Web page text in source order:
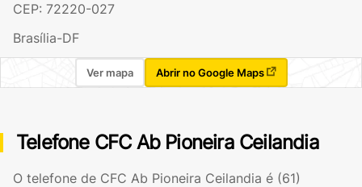
CEP: 72220-027
Brasília-DF
Ver mapa Abrir no Google Maps
Telefone CFC Ab Pioneira Ceilandia
O telefone de CFC Ab Pioneira Ceilandia é (61)